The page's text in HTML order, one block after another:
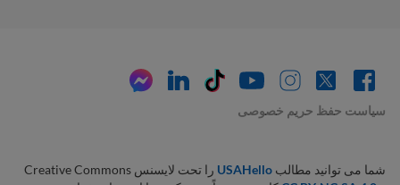
سیاست حفظ حریم خصوصی
شما می توانید مطالبUSAHello را تحت لایسنس Creative Commons